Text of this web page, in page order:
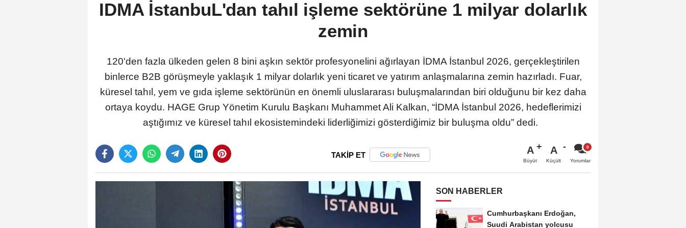
IDMA İstanbuL'dan tahıl işleme sektörüne 1 milyar dolarlık
zemin
120'den fazla ülkeden gelen 8 bini aşkın sektör profesyonelini ağırlayan İDMA İstanbul 2026, gerçekleştirilen
binlerce B2B görüşmeyle yaklaşık 1 milyar dolarlık yeni ticaret ve yatırım anlaşmalarına zemin hazırladı. Fuar,
küresel tahıl, yem ve gıda işleme sektörünün en önemli uluslararası buluşmalarından biri olduğunu bir kez daha
ortaya koydu. HAGE Grup Yönetim Kurulu Başkanı Muhammet Ali Kalkan, “İDMA İstanbul 2026, hedeflerimizi
aştığımız ve küresel tahıl ekosistemindeki liderliğimizi gösterdiğimiz bir buluşma oldu” dedi.
TAKİP ET A
Büyüt
A
Küçült Yorumlar
SON HABERLER
Cumhurbaşkanı Erdoğan,
Suudi Arabistan yolcusu